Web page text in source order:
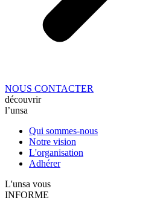
NOUS CONTACTER
découvrir
l’unsa
Qui sommes-nous
Notre vision
L'organisation
Adhérer
L'unsa vous
INFORME